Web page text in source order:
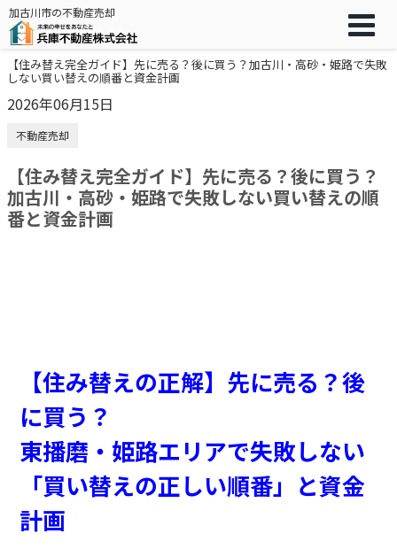
加古川市の不動産売却
【住み替え完全ガイド】先に売る？後に買う？加古川・高砂・姫路で失敗
しない買い替えの順番と資金計画
2026年06月15日
不動産売却
【住み替え完全ガイド】先に売る？後に買う？
加古川・高砂・姫路で失敗しない買い替えの順
番と資金計画
【住み替えの正解】先に売る？後
に買う？
東播磨・姫路エリアで失敗しない
「買い替えの正しい順番」と資金
計画